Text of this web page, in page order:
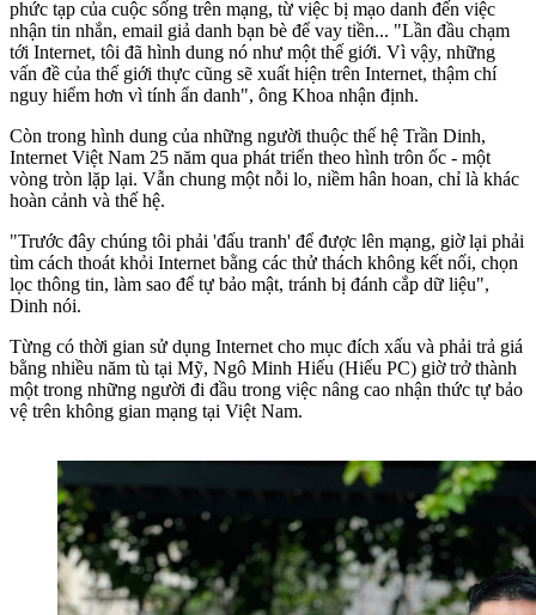
phức tạp của cuộc sống trên mạng, từ việc bị mạo danh đến việc
nhận tin nhắn, email giả danh bạn bè để vay tiền... "Lần đầu chạm
tới Internet, tôi đã hình dung nó như một thế giới. Vì vậy, những
vấn đề của thế giới thực cũng sẽ xuất hiện trên Internet, thậm chí
nguy hiểm hơn vì tính ẩn danh", ông Khoa nhận định.
Còn trong hình dung của những người thuộc thế hệ Trần Dinh,
Internet Việt Nam 25 năm qua phát triển theo hình trôn ốc - một
vòng tròn lặp lại. Vẫn chung một nỗi lo, niềm hân hoan, chỉ là khác
hoàn cảnh và thế hệ.
"Trước đây chúng tôi phải 'đấu tranh' để được lên mạng, giờ lại phải
tìm cách thoát khỏi Internet bằng các thử thách không kết nối, chọn
lọc thông tin, làm sao để tự bảo mật, tránh bị đánh cắp dữ liệu",
Dinh nói.
Từng có thời gian sử dụng Internet cho mục đích xấu và phải trả giá
bằng nhiều năm tù tại Mỹ, Ngô Minh Hiếu (Hiếu PC) giờ trở thành
một trong những người đi đầu trong việc nâng cao nhận thức tự bảo
vệ trên không gian mạng tại Việt Nam.